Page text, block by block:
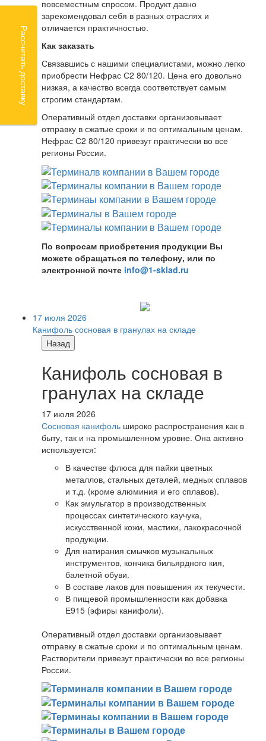
повсеместным спросом. Продукт давно
зарекомендовал себя в разных отраслях и
отличается практичностью.
Как заказать
Связавшись с нашими специалистами, можно легко
приобрести Нефрас С2 80/120. Цена его довольно
низкая, а качество всегда соответствует самым
строгим стандартам.
Оперативный отдел доставки организовывает
отправку в сжатые сроки и по оптимальным ценам.
Нефрас С2 80/120 привезут практически во все
регионы России.
По вопросам приобретения продукции Вы
можете обращаться по телефону, или по
электронной почте info@1-sklad.ru
17 июля 2026
Канифоль сосновая в гранулах на складе
Назад
Канифоль сосновая в
гранулах на складе
17 июля 2026
Сосновая канифоль широко распространения как в
быту, так и на промышленном уровне. Она активно
используется:
В качестве флюса для пайки цветных
металлов, стальных деталей, медных сплавов
и т.д. (кроме алюминия и его сплавов).
Как эмульгатор в производственных
процессах синтетического каучука,
искусственной кожи, мастики, лакокрасочной
продукции.
Для натирания смычков музыкальных
инструментов, кончика бильярдного кия,
балетной обуви.
В составе лаков для повышения их текучести.
В пищевой промышленности как добавка
Е915 (эфиры канифоли).
Оперативный отдел доставки организовывает
отправку в сжатые сроки и по оптимальным ценам.
Растворители привезут практически во все регионы
России.
Рассчитать доставку